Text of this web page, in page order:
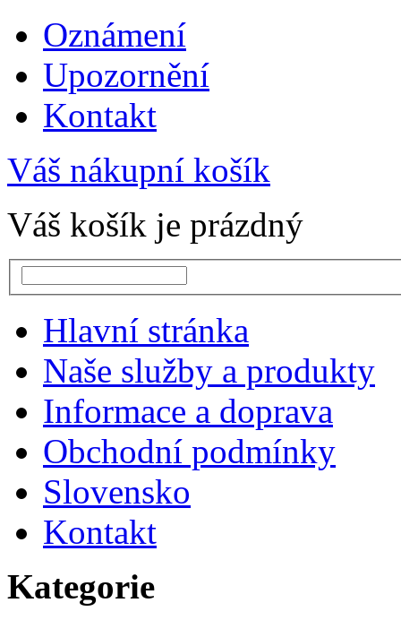
Oznámení
Upozornění
Kontakt
Váš nákupní košík
Váš košík je prázdný
Hlavní stránka
Naše služby a produkty
Informace a doprava
Obchodní podmínky
Slovensko
Kontakt
Kategorie